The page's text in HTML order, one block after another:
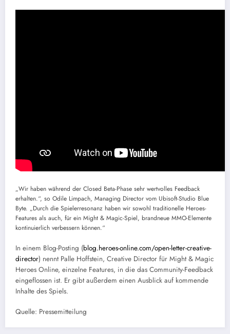
„Wir haben während der Closed Beta-Phase sehr wertvolles Feedback
erhalten.“, so Odile Limpach, Managing Director vom Ubisoft-Studio Blue
Byte. „Durch die Spielerresonanz haben wir sowohl traditionelle Heroes-
Features als auch, für ein Might & Magic-Spiel, brandneue MMO-Elemente
kontinuierlich verbessern können.“
In einem Blog-Posting (blog.heroes-online.com/open-letter-creative-
director) nennt Palle Hoffstein, Creative Director für Might & Magic
Heroes Online, einzelne Features, in die das Community-Feedback
eingeflossen ist. Er gibt außerdem einen Ausblick auf kommende
Inhalte des Spiels.
Quelle: Pressemitteilung